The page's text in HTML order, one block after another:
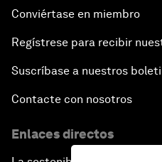
Conviértase en miembro
Regístrese para recibir
Suscríbase a nuestros
Contacte con nosotros
Enlaces directos